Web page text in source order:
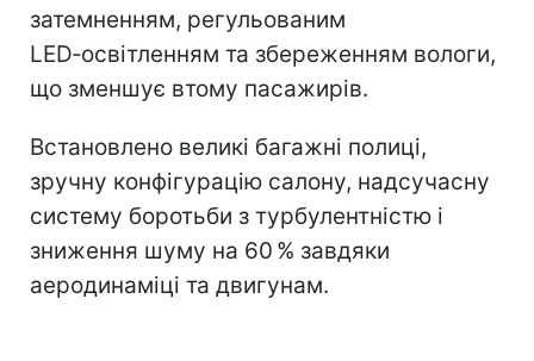
затемненням, регульованим
LED‑освітленням та збереженням вологи,
що зменшує втому пасажирів.
Встановлено великі багажні полиці,
зручну конфігурацію салону, надсучасну
систему боротьби з турбулентністю і
зниження шуму на 60 % завдяки
аеродинаміці та двигунам.